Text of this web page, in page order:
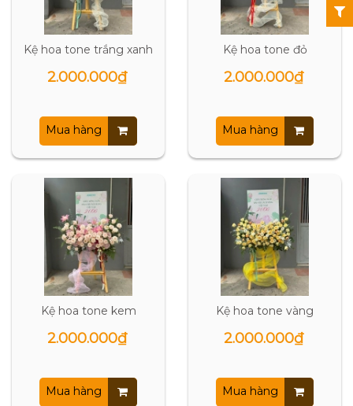
Kệ hoa tone trắng xanh
2.000.000₫
Mua hàng
Kệ hoa tone đỏ
2.000.000₫
Mua hàng
Kệ hoa tone kem
2.000.000₫
Mua hàng
Kệ hoa tone vàng
2.000.000₫
Mua hàng